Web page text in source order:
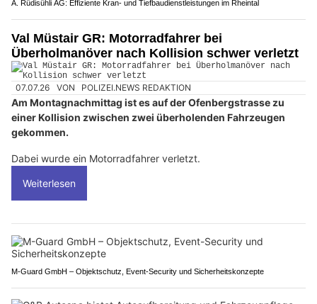
A. Rüdisühli AG: Effiziente Kran- und Tiefbaudienstleistungen im Rheintal
Val Müstair GR: Motorradfahrer bei
Überholmanöver nach Kollision schwer verletzt
07.07.26 VON POLIZEI.NEWS REDAKTION
Am Montagnachmittag ist es auf der Ofenbergstrasse zu
einer Kollision zwischen zwei überholenden Fahrzeugen
gekommen.
Dabei wurde ein Motorradfahrer verletzt.
Weiterlesen
M-Guard GmbH – Objektschutz, Event-Security und Sicherheitskonzepte